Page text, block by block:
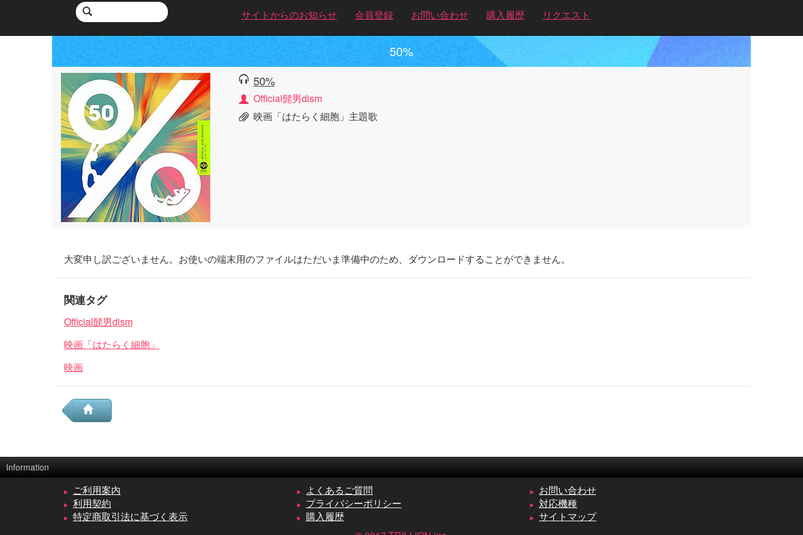
サイトからのお知らせ 会員登録 お問い合わせ 購入履歴 リクエスト
50%
50%
Official髭男dism
映画「はたらく細胞」主題歌
大変申し訳ございません。お使いの端末用のファイルはただいま準備中のため、ダウンロードすることができません。
関連タグ
Official髭男dism
映画「はたらく細胞」
映画
Information
ご利用案内 よくあるご質問
お問い合わせ
利用契約
プライバシーポリシー
対応機種
特定商取引法に基づく表示
購入履歴
サイトマップ